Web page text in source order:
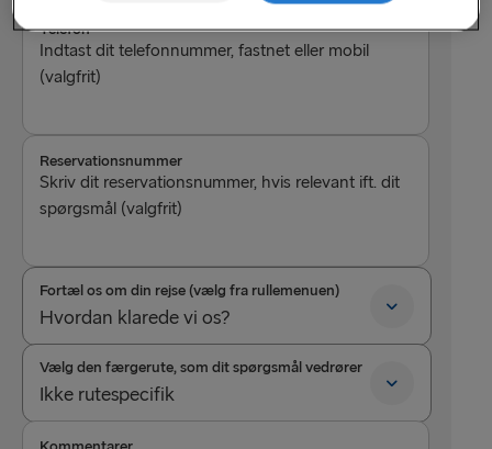
Telefon
Indtast dit telefonnummer, fastnet eller mobil
(valgfrit)
Reservationsnummer
Skriv dit reservationsnummer, hvis relevant ift. dit
spørgsmål (valgfrit)
Fortæl os om din rejse (vælg fra rullemenuen)
Hvordan klarede vi os?
Hvordan klarede vi os?
Spørgsmål til Stena MORE medlemsskab
Vælg den færgerute, som dit spørgsmål vedrører
Ikke rutespecifik
Ikke rutespecifik